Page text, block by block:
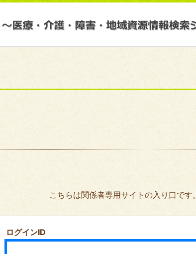
こちらは関係者専用サイトの入り口です。
ログインID